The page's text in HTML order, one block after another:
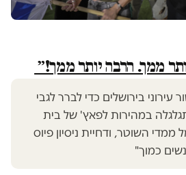
ממך. הרבה יותר ממך!״
עירוני בירושלים כדי לברר לגבי
במהירות לפאץ' של בית
השוטר, ודחיית ניסיון פיוס
כמוך"